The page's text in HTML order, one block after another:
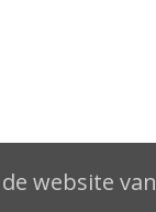
website van